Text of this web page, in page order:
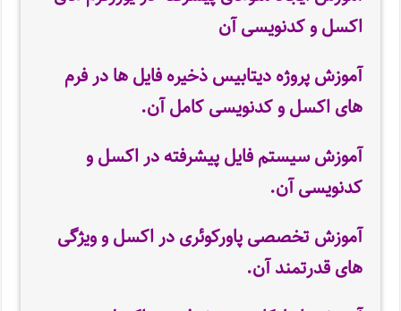
اکسل و کدنویسی آن
آموزش پروژه دیتابیس ذخیره فایل ها در فرم
های اکسل و کدنویسی کامل آن.
آموزش سیستم فایل پیشرفته در اکسل و
کدنویسی آن.
آموزش تخصصی پاورکوئری در اکسل و ویژگی
های قدرتمند آن.